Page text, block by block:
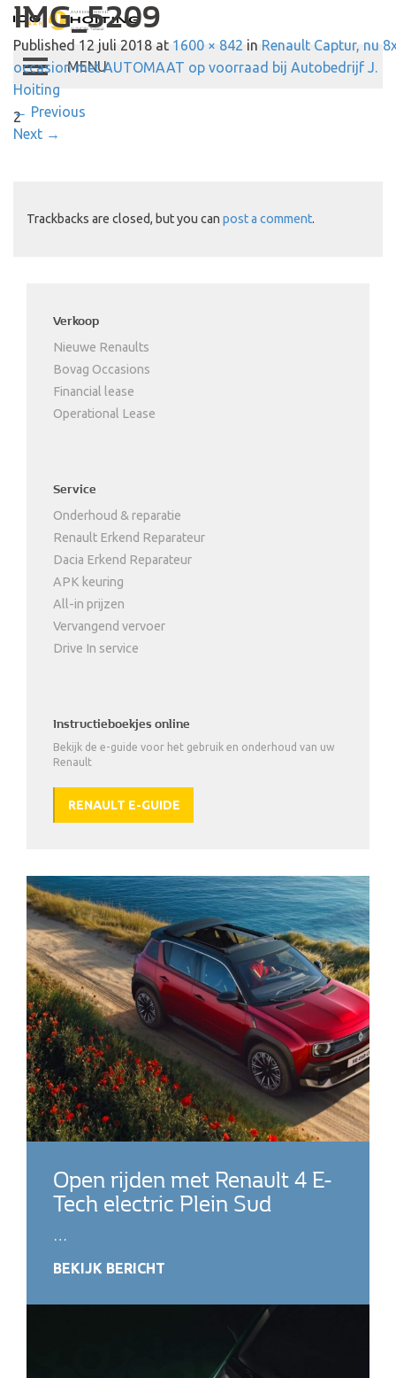
Autobedrijf Hoiting
Toggle
navigation
IMG_5209
Published 12 juli 2018 at 1600 × 842 in Renault Captur, nu
occasion met AUTOMAAT op voorraad bij Autobedrijf J.
Hoiting
← Previous
Next →
2
Trackbacks are closed, but you can post a comment.
Verkoop
Nieuwe Renaults
Bovag Occasions
Financial lease
Operational Lease
Service
Onderhoud & reparatie
Renault Erkend Reparateur
Dacia Erkend Reparateur
APK keuring
All-in prijzen
Vervangend vervoer
Drive In service
Instructieboekjes online
Bekijk de e-guide voor het gebruik en onderhoud van uw
Renault
RENAULT E-GUIDE
Open rijden met Renault 4 E-
Tech electric Plein Sud
…
BEKIJK BERICHT